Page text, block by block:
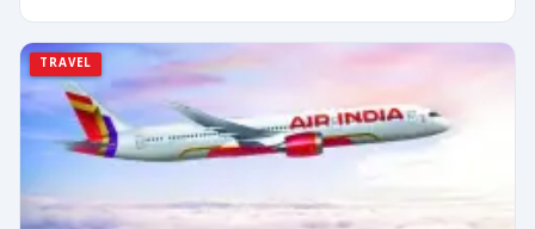
TRAVEL